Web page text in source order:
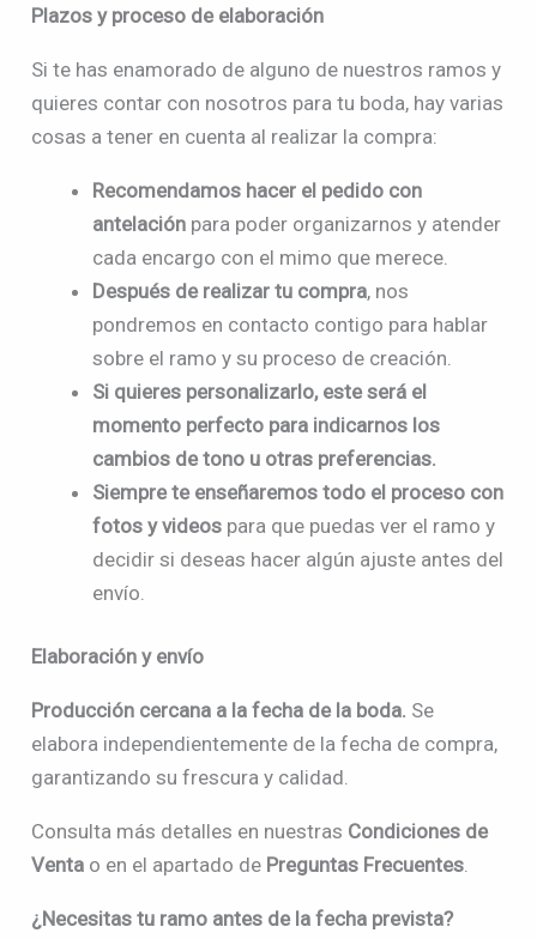
Plazos y proceso de elaboración
Si te has enamorado de alguno de nuestros ramos y
quieres contar con nosotros para tu boda, hay varias
cosas a tener en cuenta al realizar la compra:
Recomendamos hacer el pedido con
antelación para poder organizarnos y atender
cada encargo con el mimo que merece.
Después de realizar tu compra, nos
pondremos en contacto contigo para hablar
sobre el ramo y su proceso de creación.
Si quieres personalizarlo, este será el
momento perfecto para indicarnos los
cambios de tono u otras preferencias.
Siempre te enseñaremos todo el proceso con
fotos y videos para que puedas ver el ramo y
decidir si deseas hacer algún ajuste antes del
envío.
Elaboración y envío
Producción cercana a la fecha de la boda. Se
elabora independientemente de la fecha de compra,
garantizando su frescura y calidad.
Consulta más detalles en nuestras Condiciones de
Venta o en el apartado de Preguntas Frecuentes.
¿Necesitas tu ramo antes de la fecha prevista?